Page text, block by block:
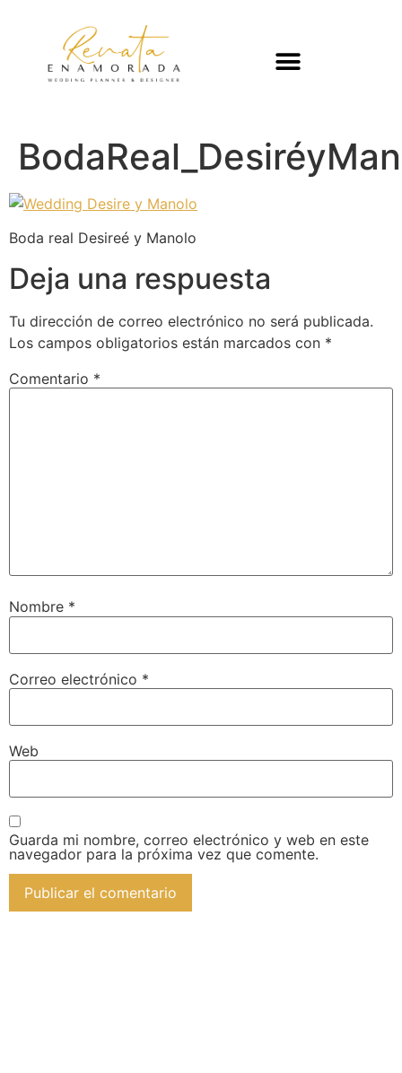
Boda real Desireé y Manolo
Deja una respuesta
Tu dirección de correo electrónico no será publicada.
Los campos obligatorios están marcados con *
Comentario *
Nombre *
Correo electrónico *
Web
Guarda mi nombre, correo electrónico y web en este
navegador para la próxima vez que comente.